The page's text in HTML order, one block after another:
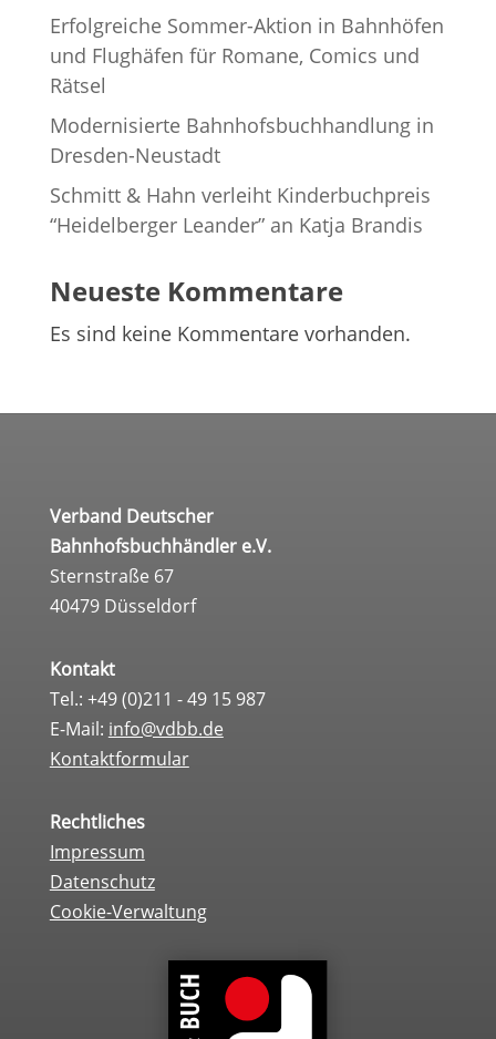
Erfolg­rei­che Som­mer-Aktion in Bahn­hö­fen
und Flug­hä­fen für Romane, Comics und
Rätsel
Moder­ni­sierte Bahn­hofs­buch­hand­lung in
Dresden-Neustadt
Schmitt & Hahn ver­leiht Kin­der­buch­preis
“Hei­del­ber­ger Lean­der” an Katja Brandis
Neueste Kommentare
Es sind keine Kommentare vorhanden.
Verband Deutscher
Bahnhofsbuchhändler e.V.
Sternstraße 67
40479 Düsseldorf
Kontakt
Tel.: +49 (0)211 - 49 15 987
E-Mail: info@vdbb.de
Kontaktformular
Rechtliches
Impressum
Datenschutz
Cookie-Verwaltung